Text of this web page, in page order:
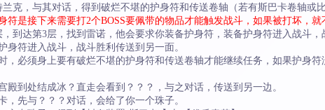
克，与其对话，得到破烂不堪的护身符和传送卷轴（若有斯巴卡卷轴或
符是接下来需要打2个BOSS要佩带的物品才能触发战斗，如果被打坏，就
到达第3层，找到雷诺，他会要求你装备护身符，装备护身符进入战斗，
身符进入战斗，战斗胜利传送到另一面。
，必须身上要有破烂不堪的护身符和传送卷轴才能继续任务，如果护身
殿到处结成冰？直走会看到？？？，与之对话，传送到另一边。
，先与？？？对话，会给了你一个珠子。